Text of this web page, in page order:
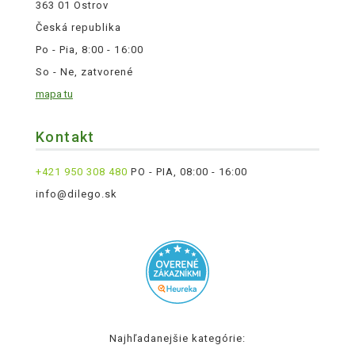
363 01 Ostrov
Česká republika
Po - Pia, 8:00 - 16:00
So - Ne, zatvorené
mapa tu
Kontakt
+421 950 308 480 PO - PIA, 08:00 - 16:00
info@dilego.sk
Najhľadanejšie kategórie: